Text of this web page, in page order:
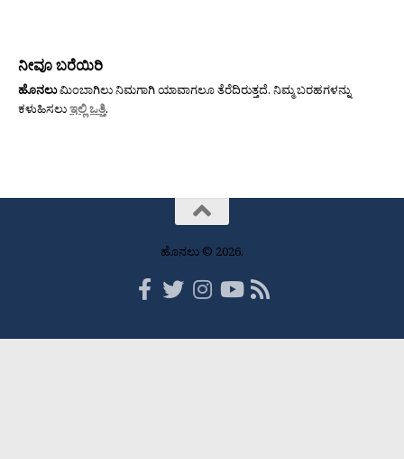
ನೀವೂ ಬರೆಯಿರಿ
ಹೊನಲುಮಿಂಬಾಗಿಲು ನಿಮಗಾಗಿ ಯಾವಾಗಲೂ ತೆರೆದಿರುತ್ತದೆ. ನಿಮ್ಮ ಬರಹಗಳನ್ನು
ಕಳುಹಿಸಲುಇಲ್ಲಿ ಒತ್ತಿ.
ಹೊನಲು © 2026.